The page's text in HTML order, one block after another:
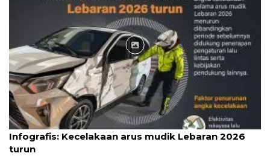
Infografik
Infografis: Kecelakaan arus mudik Lebaran 2026
turun